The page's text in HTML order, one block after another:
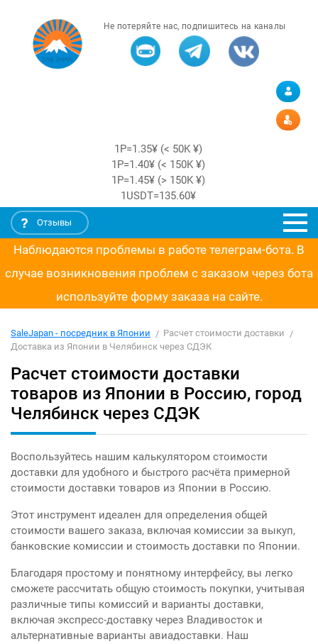
Не потеряйте нас, подпишитесь на каналы
1Р=1.35¥ (< 50K ¥)
1Р=1.40¥ (< 150K ¥)
1Р=1.45¥ (> 150K ¥)
1USDT=135.60¥
Отзывы
Наблюдаются проблемы в работе телеграм-бота. В
случае возникновения проблем с заказом через бота
используйте форму заказа на сайте.
SaleJapan - посредник в Японии
Расчет стоимости доставки
Доставка из Японии в Челябинск через СДЭК
Расчет стоимости доставки
товаров из Японии в Россию, город
Челябинск через СДЭК
Воспользуйтесь нашим калькулятором стоимости
доставки для удобного и быстрого расчёта примерной
стоимости доставки товаров из Японии в Россию.
Этот инструмент идеален для определения общей
стоимости вашего заказа, включая комиссии за выкуп,
банковские комиссии и стоимость доставки по Японии.
Благодаря простому и понятному интерфейсу, вы легко
сможете рассчитать общую стоимость покупки, учитывая
различные типы комиссий и варианты доставки,
включая экспресс-доставку через Владивосток и
альтернативные варианты авиадоставки. Наш